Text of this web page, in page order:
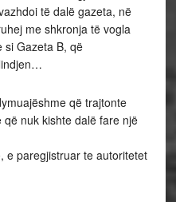
të dalë gazeta, në
me shkronja të vogla
si Gazeta B, që
që trajtonte
nuk kishte dalë fare një
e paregjistruar te autoritetet